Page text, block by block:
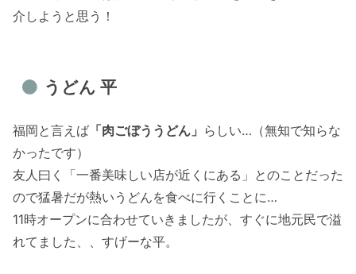
介しようと思う！
うどん 平
福岡と言えば 「肉ごぼううどん」 らしい…（無知で知らな
かったです）
友人曰く「一番美味しい店が近くにある」とのことだった
ので猛暑だが熱いうどんを食べに行くことに…
11時オープンに合わせていきましたが、すぐに地元民で溢
れてました、、すげーな平。